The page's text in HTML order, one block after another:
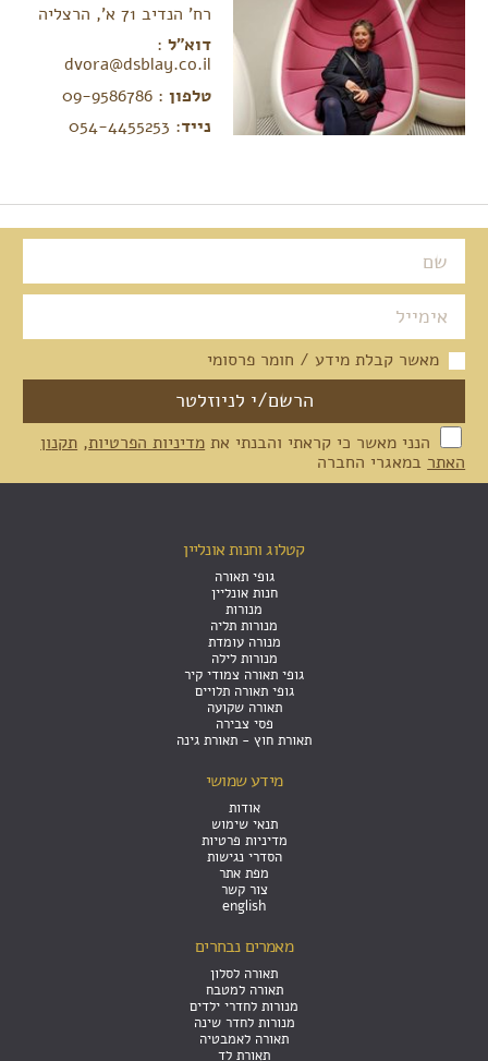
רח' הנדיב 71 א', הרצליה
דוא"ל :
dvora@dsblay.co.il
טלפון : 09-9586786
נייד: 054-4455253
מאשר קבלת מידע / חומר פרסומי
הנני מאשר כי קראתי והבנתי את מדיניות הפרטיות, תקנון
האתר במאגרי החברה
קטלוג וחנות אונליין
גופי תאורה
חנות אונליין
מנורות
מנורות תליה
מנורה עומדת
מנורות לילה
גופי תאורה צמודי קיר
גופי תאורה תלויים
תאורה שקועה
פסי צבירה
תאורת חוץ - תאורת גינה
מידע שמושי
אודות
תנאי שימוש
מדיניות פרטיות
הסדרי נגישות
מפת אתר
צור קשר
english
מאמרים נבחרים
תאורה לסלון
תאורה למטבח
מנורות לחדרי ילדים
מנורות לחדר שינה
תאורה לאמבטיה
תאורת לד